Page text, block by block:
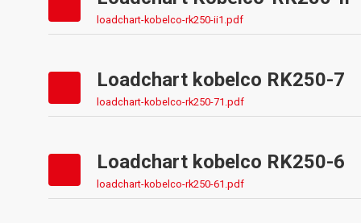
loadchart-kobelco-rk250-ii1.pdf
Loadchart kobelco RK250-7
loadchart-kobelco-rk250-71.pdf
Loadchart kobelco RK250-6
loadchart-kobelco-rk250-61.pdf